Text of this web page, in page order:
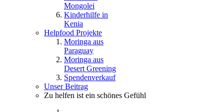
Mongolei
Kinderhilfe in
Kenia
Helpfood Projekte
Moringa aus
Paraguay
Moringa aus
Desert Greening
Spendenverkauf
Unser Beitrag
Zu helfen ist ein schönes Gefühl